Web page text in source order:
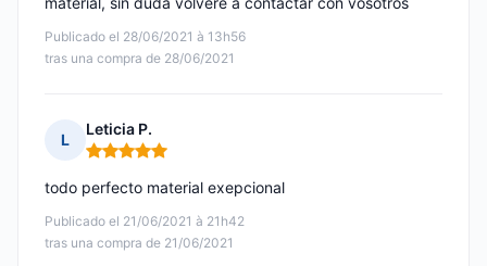
Publicado el 28/06/2021 à 13h56
tras una compra de 28/06/2021
L
Leticia P.
Nota: 5 de 5
Publicado el 21/06/2021 à 21h42
tras una compra de 21/06/2021
todo perfecto material exepcional